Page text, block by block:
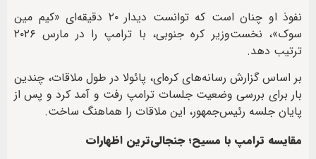
نفوذ او چنان است که توانست دیدار ۲۰ دقیقه‌ای «کیم مین
سوک»، نخست‌وزیر کره جنوبی، با ترامپ را در مارس ۲۰۲۶
ترتیب دهد.
بر اساس گزارش رسانه‌های کره‌ای، پائولا در طول ملاقات، چندین
بار برای بررسی وضعیت جلسات ترامپ رفت و آمد کرد و پس از
پایان جلسه رئیس‌جمهور، این ملاقات را هماهنگ ساخت.
مقایسه ترامپ با مسیح؛ جنجالی‌ترین اظهارات